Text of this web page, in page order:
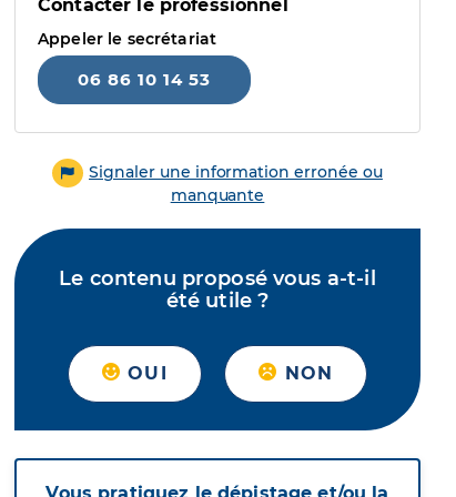
Contacter le professionnel
Appeler le secrétariat
06 86 10 14 53
Signaler une information erronée ou
manquante
Le contenu proposé vous a-t-il
été utile ?
OUI NON